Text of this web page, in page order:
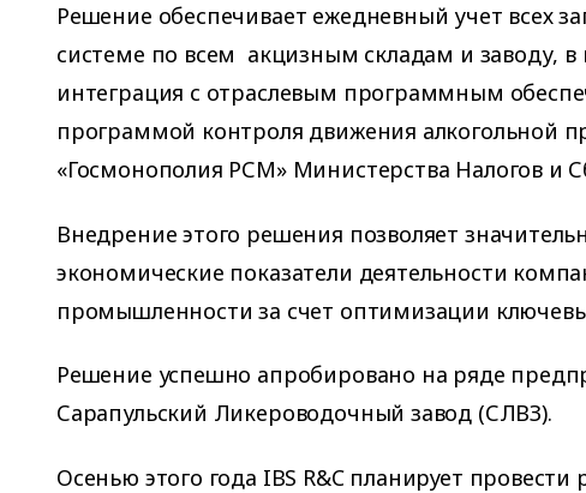
Решение обеспечивает ежедневный учет всех
системе по всем акцизным складам и заводу, в
интеграция с отраслевым программным
программой контроля движения алкогольной
«Госмонополия РСМ» Министерства Налогов и
Внедрение этого решения позволяет
экономические показатели деятельности
промышленности за счет оптимизации
Решение успешно апробировано на ряде
Сарапульский Ликероводочный завод (СЛВЗ).
Осенью этого года IBS R&C планирует